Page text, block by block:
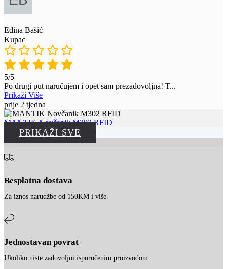
Edina Bašić
Kupac
5/5
Po drugi put naručujem i opet sam prezadovoljna! T...
Prikaži Više
prije 2 tjedna
MANTIK Novčanik M302 RFID
PRIKAŽI SVE
Besplatna dostava
Za iznos narudžbe od 150KM i više.
Jednostavan povrat
Ukoliko niste zadovoljni isporučenim proizvodom.